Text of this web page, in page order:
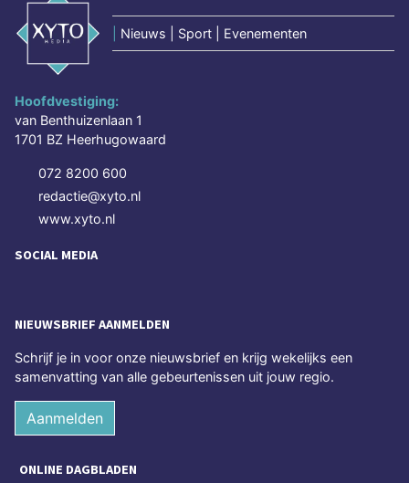
Nieuws | Sport | Evenementen
Hoofdvestiging:
van Benthuizenlaan 1
1701 BZ Heerhugowaard
072 8200 600
redactie@xyto.nl
www.xyto.nl
SOCIAL MEDIA
NIEUWSBRIEF AANMELDEN
Schrijf je in voor onze nieuwsbrief en krijg wekelijks een
samenvatting van alle gebeurtenissen uit jouw regio.
Aanmelden
ONLINE DAGBLADEN